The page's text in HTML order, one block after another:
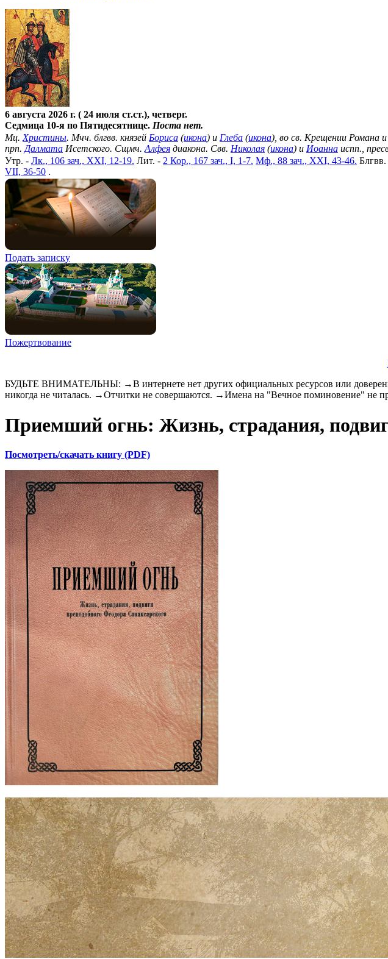
6 августа 2026 г. ( 24 июля ст.ст.), четверг.
Седмица 10-я по Пятидесятнице. Поста нет.
Мц. Христины. Мчч. блгвв. князей Бориса (икона) и Глеба (икона), во св. Крещении Романа
прп. Далмата Исетского. Сщмч. Алфея диакона. Свв. Николая (икона) и Иоанна испп.,
Утр. - Лк., 106 зач., XXI, 12-19. Лит. - 2 Кор., 167 зач., I, 1-7. Мф., 88 зач., XXI, 43-46.
VII, 36-50 .
Подать записку
Пожертвование
БУДЬТЕ ВНИМАТЕЛЬНЫ: →В интернете нет других официальных ресурсов или
никогда не читалась. →Отчитки не совершаются. →Имена на "Вечное поминовение" не
Приемший огнь: Жизнь, страдания,
Посмотреть/скачать книгу (PDF)